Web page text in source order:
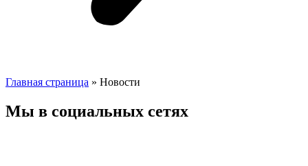
Главная страница » Новости
Мы в социальных сетях